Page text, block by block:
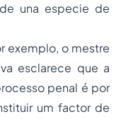
una especie de
exemplo, o mestre
esclarece que a
penal é por
um factor de